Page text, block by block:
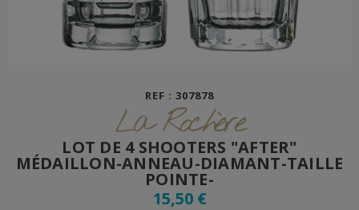
REF : 307878
La Rochère
LOT DE 4 SHOOTERS "AFTER"
MÉDAILLON-ANNEAU-DIAMANT-TAILLE
POINTE-
15,50 €